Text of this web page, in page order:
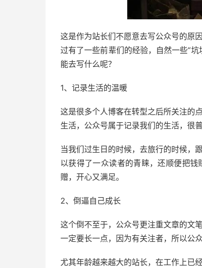
这是作为站长们不愿意去写公众号的原
过有了一些前辈们的经验，自然一些“
能去写什么呢？
1、记录生活的温暖
这是很多个人博客在转型之后所关注的
生活，公众号属于记录我们的生活，很
当我们过生日的时候，去旅行的时候，
以获得了一众读者的青睐，还顺便把
赠，开心又满足。
2、倒逼自己成长
这个倒不至于，公众号更注重文章的文
一定要长一点，因为有关注者，所以公
尤其年龄越来越大的站长，在工作上已